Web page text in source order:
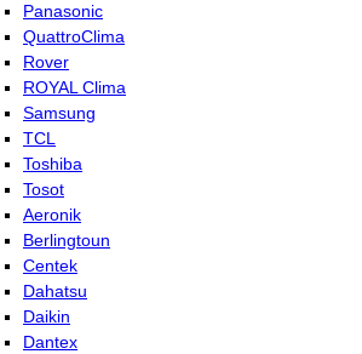
Panasonic
QuattroClima
Rover
ROYAL Clima
Samsung
TCL
Toshiba
Tosot
Aeronik
Berlingtoun
Centek
Dahatsu
Daikin
Dantex